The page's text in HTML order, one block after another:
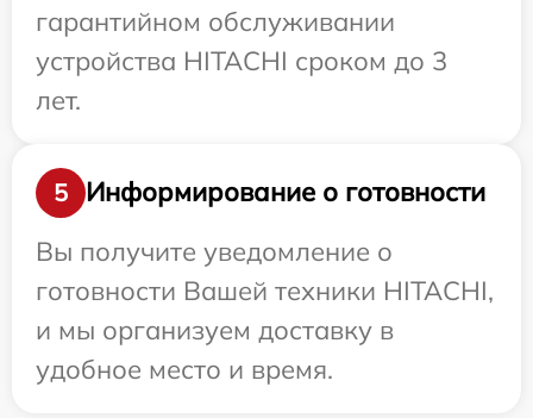
гарантийном обслуживании
устройства HITACHI сроком до 3
лет.
5
Информирование о готовности
Вы получите уведомление о
готовности Вашей техники HITACHI,
и мы организуем доставку в
удобное место и время.